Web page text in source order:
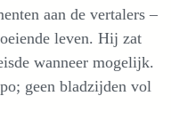
aan de vertalers –
leven. Hij zat
wanneer mogelijk.
geen bladzijden vol